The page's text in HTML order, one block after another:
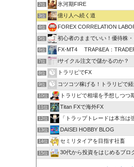
2位 氷河期FIRE
3位 億り人へ続く道
4位 FOREX CORRELATION
5位 初心者のままでいい！優待株・Ｆ
6位 FX-MT4 TRAP&EA：
7位 iサイクル注文で儲かるのか？
8位 トラリピでFX
9位 コツコツ稼げる！トラリピで経済
10位 トラリピで相場を予想しつつ期
11位 Titan FXで海外FX
12位 「トラップトレードは本当は強いん
13位 DAISEI HOBBY BLOG
14位 セミリタイアを目指す社畜
15位 30代から投資をはじめるブロ